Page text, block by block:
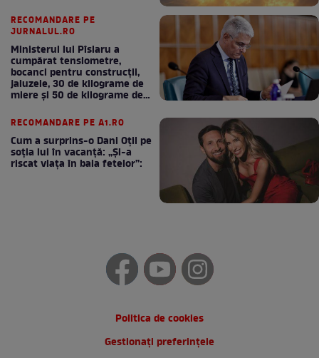
RECOMANDARE PE
JURNALUL.RO
Ministerul lui Pîslaru a
cumpărat tensiometre,
bocanci pentru construcții,
jaluzele, 30 de kilograme de
miere și 50 de kilograme de
RECOMANDARE PE A1.RO
Cum a surprins-o Dani Oțil pe
soția lui în vacanță: „Și-a
riscat viața în baia fetelor”:
Politica de cookies
Gestionați preferințele